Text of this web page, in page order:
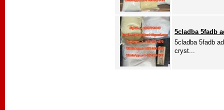
5cladba 5fadb
5cladba 5fadb
cryst...